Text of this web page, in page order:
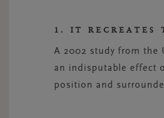
1. IT RECREATES
A 2002 study from the
an indisputable effect
position and